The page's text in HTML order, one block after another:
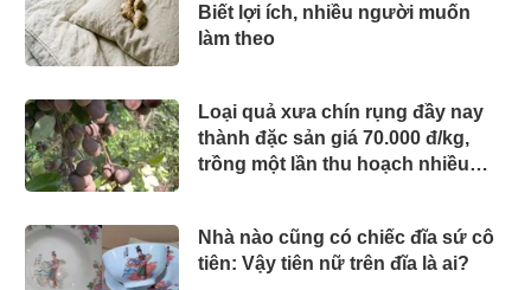
Biết lợi ích, nhiều người muốn
làm theo
Loại quả xưa chín rụng đầy nay
thành đặc sản giá 70.000 đ/kg,
trồng một lần thu hoạch nhiều
Nhà nào cũng có chiếc đĩa sứ cô
tiên: Vậy tiên nữ trên đĩa là ai?